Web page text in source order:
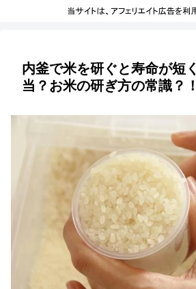
内釜で米を研ぐと寿命が短
当？お米の研ぎ方の常識？！